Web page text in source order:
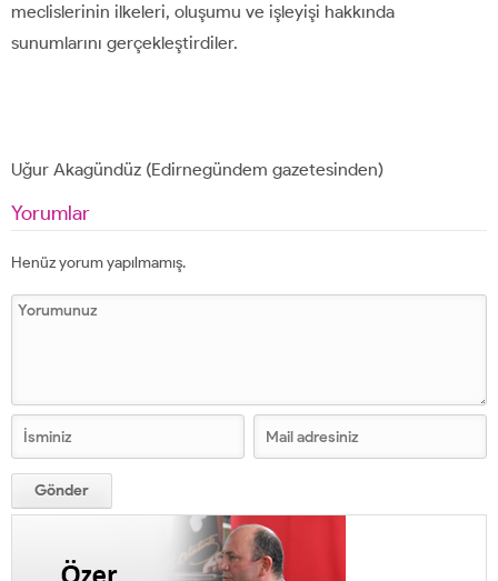
meclislerinin ilkeleri, oluşumu ve işleyişi hakkında
sunumlarını gerçekleştirdiler.
Uğur Akagündüz (Edirnegündem gazetesinden)
Yorumlar
Henüz yorum yapılmamış.